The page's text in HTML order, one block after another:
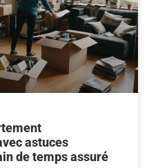
astuces
de temps assuré